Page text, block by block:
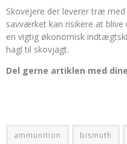
Skovejere der leverer træ
savværket kan risikere at
en vigtig økonomisk
hagl til skovjagt.
Del gerne artiklen med
ammunition bismuth